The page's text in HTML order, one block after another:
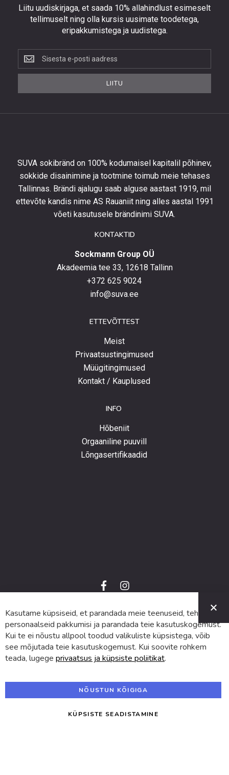
Liitu uudiskirjaga, et saada 10% allahindlust esimeselt
tellimuselt ning olla kursis uusimate toodetega,
eripakkumistega ja uudistega.
Liitu
uudiskirjaga,
et
kursis
uusimate
toodetega,
eripakkumistega
LIITU
SUVA sokibränd on 100% kodumaisel kapitalil põhinev,
sokkide disainimine ja tootmine toimub meie tehases
Tallinnas. Brändi ajalugu saab alguse aastast 1919, mil
ettevõte kandis nime AS Rauaniit ning alles aastal 1991
võeti kasutusele brändinimi SUVA.
KONTAKTID
Sockmann Group OÜ
Akadeemia tee 33, 12618 Tallinn
+372 625 9024
info@suva.ee
ETTEVÕTTEST
Meist
Privaatsustingimused
Müügitingimused
Kontakt / Kauplused
INFO
Hõbeniit
Orgaaniline puuvill
Lõngasertifikaadid
f
a
e
b
o
o
k
i
n
t
a
g
r
a
m
© 2024 SUVA. Kõik õigused kaitstud.
Kasutame küpsiseid, et parandada meie teenuseid, teha
personaalseid pakkumisi ja parandada teie kasutuskogemust.
Kui te ei nõustu allpool toodud valikuliste küpsistega, võib
see mõjutada teie kasutuskogemust. Kui soovite rohkem
teada, lugege privaatsus ja küpsiste poliitikat.
NÕUSTUN KÕIGIGA
KÜPSISTE SEADISTAMINE